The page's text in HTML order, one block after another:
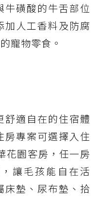
磺酸的牛舌部位
加人工香料及防腐
寵物零食。
舒適自在的住宿體
房專案可選擇入住
花園客房，任一房
讓毛孩能自在活
床墊、尿布墊、拾